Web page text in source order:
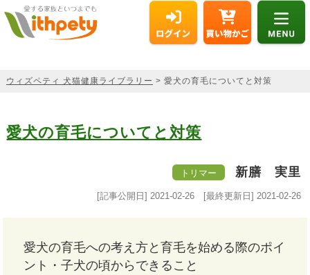
ウィズペティ 犬猫健康ライブラリー > 愛犬の育毛についてと対策
愛犬の育毛についてと対策
トリマー 新膳 実里
[記事公開日] 2021-02-26[最終更新日] 2021-02-26
愛犬の育毛への考え方と育毛を始める際のポイ
ント・子犬の頃からできること